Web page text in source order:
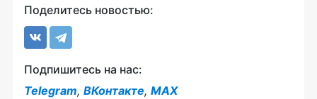
Поделитесь новостью:
Подпишитесь на нас:
Telegram, ВКонтакте, MAX